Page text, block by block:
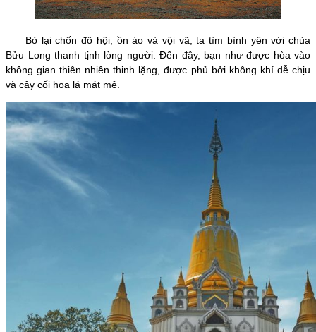
Bỏ lại chốn đô hội, ồn ào và vội vã, ta tìm bình yên với chùa
Bửu Long thanh tịnh lòng người. Đến đây, bạn như được hòa vào
không gian thiên nhiên thinh lặng, được phủ bởi không khí dễ chịu
và cây cối hoa lá mát mẻ.